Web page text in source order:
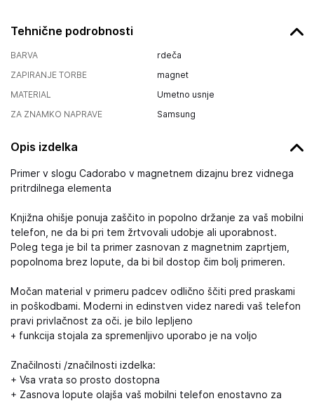
Tehnične podrobnosti
BARVA
rdeča
ZAPIRANJE TORBE
magnet
MATERIAL
Umetno usnje
ZA ZNAMKO NAPRAVE
Samsung
Opis izdelka
Primer v slogu Cadorabo v magnetnem dizajnu brez vidnega
pritrdilnega elementa
Knjižna ohišje ponuja zaščito in popolno držanje za vaš mobilni
telefon, ne da bi pri tem žrtvovali udobje ali uporabnost.
Poleg tega je bil ta primer zasnovan z magnetnim zaprtjem,
popolnoma brez lopute, da bi bil dostop čim bolj primeren.
Močan material v primeru padcev odlično ščiti pred praskami
in poškodbami. Moderni in edinstven videz naredi vaš telefon
pravi privlačnost za oči. je bilo lepljeno
+ funkcija stojala za spremenljivo uporabo je na voljo
Značilnosti /značilnosti izdelka:
+ Vsa vrata so prosto dostopna
+ Zasnova lopute olajša vaš mobilni telefon enostavno za